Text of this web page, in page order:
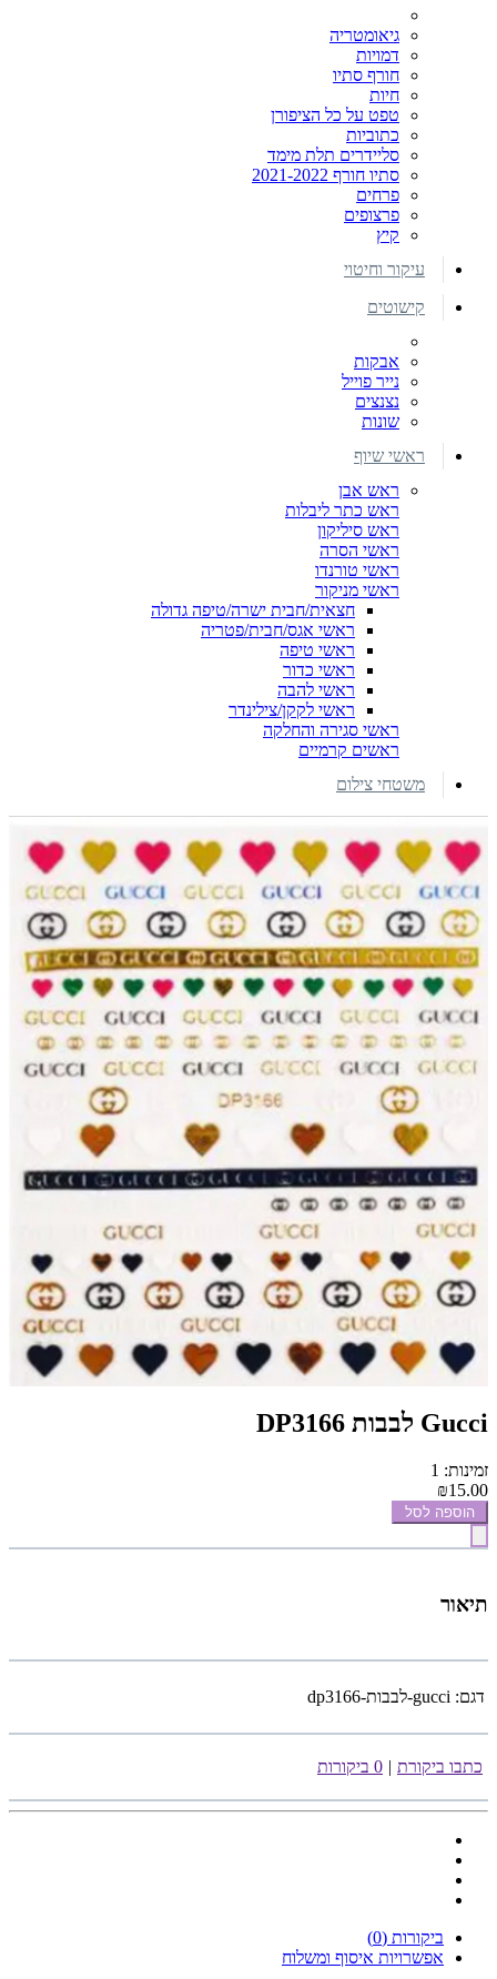
גיאומטריה
דמויות
חורף סתיו
חיות
טפט על כל הציפורן
כתוביות
סליידרים תלת מימד
סתיו חורף 2021-2022
פרחים
פרצופים
קיץ
עיקור וחיטוי
קישוטים
אבקות
נייר פוייל
נצנצים
שונות
ראשי שיוף
ראש אבן
ראש כתר ליבלות
ראש סיליקון
ראשי הסרה
ראשי טורנדו
ראשי מניקור
חצאית/חבית ישרה/טיפה גדולה
ראשי אגס/חבית/פטריה
ראשי טיפה
ראשי כדור
ראשי להבה
ראשי לקקן/צילינדר
ראשי סגירה והחלקה
ראשים קרמיים
משטחי צילום
Gucci לבבות DP3166
זמינות: 1
₪15.00
הוספה לסל
תיאור
דגם: gucci-לבבות-dp3166
כתבו ביקורת | 0 ביקורות
ביקורות (0)
אפשרויות איסוף ומשלוח